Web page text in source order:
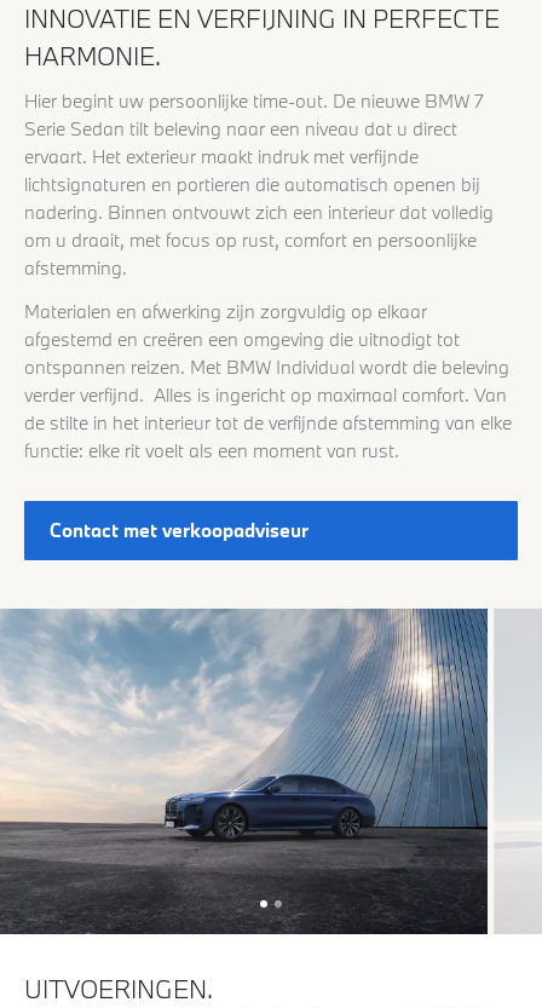
INNOVATIE EN VERFIJNING IN PERFECTE
HARMONIE.
Hier begint uw persoonlijke time-out. De nieuwe BMW 7
Serie Sedan tilt beleving naar een niveau dat u direct
ervaart. Het exterieur maakt indruk met verfijnde
lichtsignaturen en portieren die automatisch openen bij
nadering. Binnen ontvouwt zich een interieur dat volledig
om u draait, met focus op rust, comfort en persoonlijke
afstemming.
Materialen en afwerking zijn zorgvuldig op elkaar
afgestemd en creëren een omgeving die uitnodigt tot
ontspannen reizen. Met BMW Individual wordt die beleving
verder verfijnd. Alles is ingericht op maximaal comfort. Van
de stilte in het interieur tot de verfijnde afstemming van elke
functie: elke rit voelt als een moment van rust.
Contact met verkoopadviseur
UITVOERINGEN.